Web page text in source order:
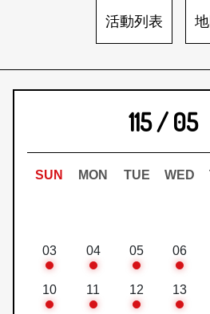
活動列表
115 / 05
SUN MON TUE WED
03 04 05 06
10 11 12 13